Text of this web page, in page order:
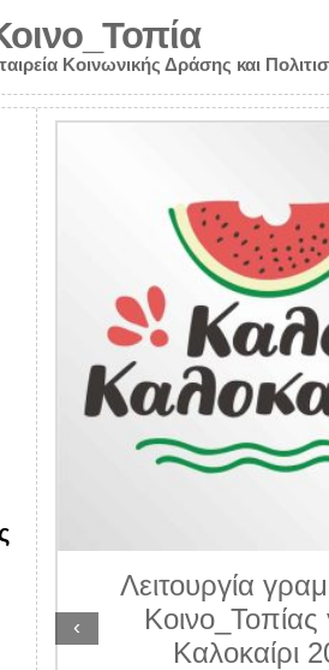
Κοινωνικής Δράσης και
Λειτουργία
Κοινο_Τοπίας
Καλοκαίρι
‹